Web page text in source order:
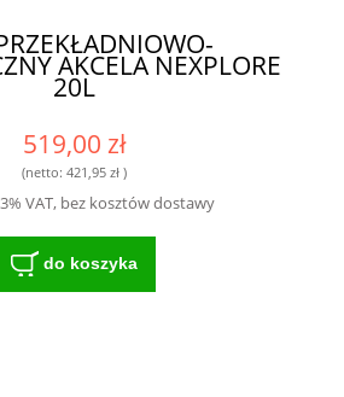
AKCELA NEXPLORE
20L
519,00 zł
(netto: 421,95 zł)
VAT, bez kosztów dostawy
do koszyka